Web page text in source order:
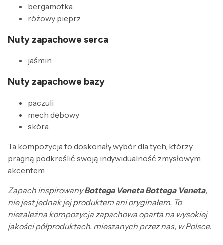
bergamotka
różowy pieprz
Nuty zapachowe serca
jaśmin
Nuty zapachowe bazy
paczuli
mech dębowy
skóra
Ta kompozycja to doskonały wybór dla tych, którzy
pragną podkreślić swoją indywidualność zmysłowym
akcentem.
Zapach inspirowanyBottega Veneta Bottega Veneta,
nie jest jednak jej produktem ani oryginałem. To
niezależna kompozycja zapachowa oparta na wysokiej
jakości półproduktach, mieszanych przez nas, w Polsce.